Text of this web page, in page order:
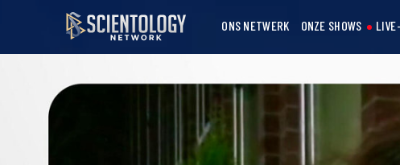
ONS NETWERK ONZE SHOWS